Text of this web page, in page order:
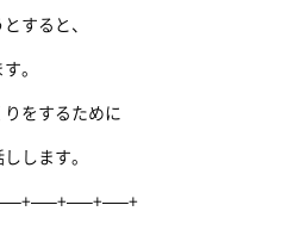
すると、
。
をするために
します。